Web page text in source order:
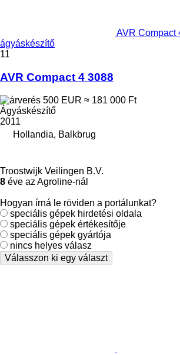
AVR Compact
ágyáskészítő
11
AVR Compact 4 3088
500 EUR ≈ 181 000 Ft
Ágyáskészítő
2011
Hollandia, Balkbrug
Troostwijk Veilingen B.V.
8 éve az Agroline-nál
Hogyan írná le röviden a portálunkat?
speciális gépek hirdetési oldala
speciális gépek értékesítője
speciális gépek gyártója
nincs helyes válasz
Válasszon ki egy választ